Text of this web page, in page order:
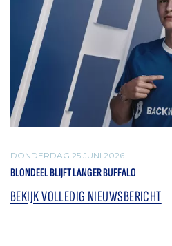
DONDERDAG 25 JUNI 2026
BLONDEEL BLIJFT LANGER BUFFALO
BEKIJK VOLLEDIG NIEUWSBERICHT